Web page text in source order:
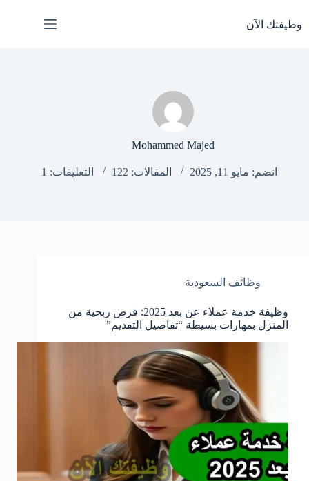
المحتوى
وظيفتك الآن
Mohammed Majed
انضم: مايو 11, 2025 المقالات: 122 التعليقات: 1
وظائف السعودية
وظيفة خدمة عملاء عن بعد 2025: فرص ربحية من
المنزل بمهارات بسيطة “تفاصيل التقديم”